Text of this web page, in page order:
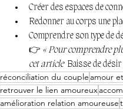
Créer des espaces de
Redonner au corps une
Comprendre son type de
👉 « Pour comprendre
cet article Baisse de désir
réconciliation du couple amour
retrouver le lien amoureux
amélioration relation amoureuse